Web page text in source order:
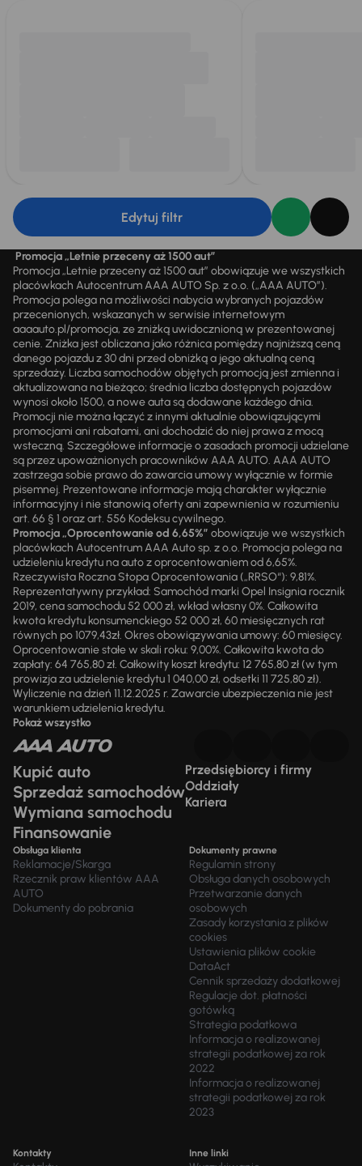
Edytuj filtr
Promocja „Letnie przeceny aż 1500 aut”
Promocja „Letnie przeceny aż 1500 aut” obowiązuje we wszystkich
placówkach Autocentrum AAA AUTO Sp. z o.o. („AAA AUTO”).
Promocja polega na możliwości nabycia wybranych pojazdów
przecenionych, wskazanych w serwisie internetowym
aaaauto.pl/promocja, ze zniżką uwidocznioną w prezentowanej
cenie. Zniżka jest obliczana jako różnica pomiędzy najniższą ceną
danego pojazdu z 30 dni przed obniżką a jego aktualną ceną
sprzedaży. Liczba samochodów objętych promocją jest zmienna i
aktualizowana na bieżąco; średnia liczba dostępnych pojazdów
wynosi około 1500, a nowe auta są dodawane każdego dnia.
Promocji nie można łączyć z innymi aktualnie obowiązującymi
promocjami ani rabatami, ani dochodzić do niej prawa z mocą
wsteczną. Szczegółowe informacje o zasadach promocji udzielane
są przez upoważnionych pracowników AAA AUTO. AAA AUTO
zastrzega sobie prawo do zawarcia umowy wyłącznie w formie
pisemnej. Prezentowane informacje mają charakter wyłącznie
informacyjny i nie stanowią oferty ani zapewnienia w rozumieniu
art. 66 § 1 oraz art. 556 Kodeksu cywilnego.
Promocja „Oprocentowanie od 6,65%” obowiązuje we wszystkich
placówkach Autocentrum AAA Auto sp. z o.o. Promocja polega na
udzieleniu kredytu na auto z oprocentowaniem od 6,65%.
Rzeczywista Roczna Stopa Oprocentowania („RRSO“): 9,81%.
Reprezentatywny przykład: Samochód marki Opel Insignia rocznik
2019, cena samochodu 52 000 zł, wkład własny 0%. Całkowita
kwota kredytu konsumenckiego 52 000 zł, 60 miesięcznych rat
równych po 1079,43zł. Okres obowiązywania umowy: 60 miesięcy.
Oprocentowanie stałe w skali roku: 9,00%. Całkowita kwota do
zapłaty: 64 765,80 zł. Całkowity koszt kredytu: 12 765,80 zł (w tym
prowizja za udzielenie kredytu 1 040,00 zł, odsetki 11 725,80 zł).
Wyliczenie na dzień 11.12.2025 r. Zawarcie ubezpieczenia nie jest
warunkiem udzielenia kredytu.
Pokaż wszystko
Kupić auto
Sprzedaż samochodów
Wymiana samochodu
Finansowanie
Przedsiębiorcy i firmy
Oddziały
Kariera
Obsługa klienta
Reklamacje/Skarga
Rzecznik praw klientów AAA
AUTO
Dokumenty do pobrania
Dokumenty prawne
Regulamin strony
Obsługa danych osobowych
Przetwarzanie danych
osobowych
Zasady korzystania z plików
cookies
Ustawienia plików cookie
DataAct
Cennik sprzedaży dodatkowej
Regulacje dot. płatności
gotówką
Strategia podatkowa
Informacja o realizowanej
strategii podatkowej za rok
2022
Informacja o realizowanej
strategii podatkowej za rok
2023
Kontakty Inne linki